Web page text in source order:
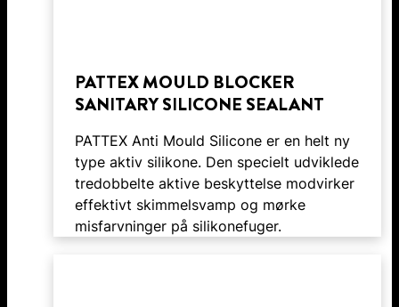
PATTEX MOULD BLOCKER
SANITARY SILICONE SEALANT
PATTEX Anti Mould Silicone er en helt ny
type aktiv silikone. Den specielt udviklede
tredobbelte aktive beskyttelse modvirker
effektivt skimmelsvamp og mørke
misfarvninger på silikonefuger.